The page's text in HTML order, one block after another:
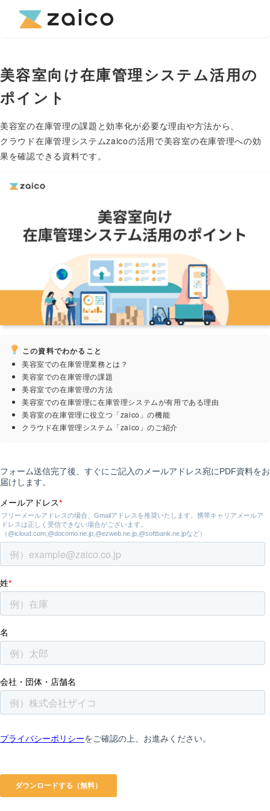
美容室向け在庫管理システム活用の
ポイント
美容室の在庫管理の課題と効率化が必要な理由や方法から、
クラウド在庫管理システムzaicoの活用で美容室の在庫管理への効
果を確認できる資料です。
この資料でわかること
美容室での在庫管理業務とは？
美容室での在庫管理の課題
美容室での在庫管理の方法
美容室での在庫管理に在庫管理システムが有用である理由
美容室の在庫管理に役立つ「zaico」の機能
クラウド在庫管理システム「zaico」のご紹介